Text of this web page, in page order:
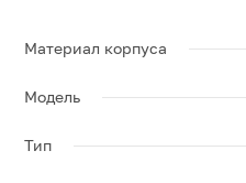
Материал корпуса
Модель
Тип